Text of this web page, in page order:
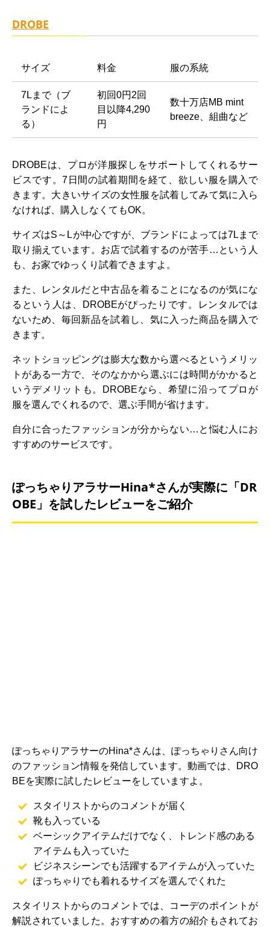
DROBE
サイズ 料金 服の系統
7Lまで（ブ
ランドによ
る）
初回0円2回
目以降4,290
円
数十万店MB mint
breeze、組曲など
DROBEは、プロが洋服探しをサポートしてくれるサー
ビスです。7日間の試着期間を経て、欲しい服を購入で
きます。大きいサイズの女性服を試着してみて気に入ら
なければ、購入しなくてもOK。
サイズはS～Lが中心ですが、ブランドによっては7Lまで
取り揃えています。お店で試着するのが苦手…という人
も、お家でゆっくり試着できますよ。
また、レンタルだと中古品を着ることになるのが気にな
るという人は、DROBEがぴったりです。レンタルでは
ないため、毎回新品を試着し、気に入った商品を購入で
きます。
ネットショッピングは膨大な数から選べるというメリッ
トがある一方で、そのなかから選ぶには時間がかかると
いうデメリットも。DROBEなら、希望に沿ってプロが
服を選んでくれるので、選ぶ手間が省けます。
自分に合ったファッションが分からない…と悩む人にお
すすめのサービスです。
ぽっちゃりアラサーHina*さんが実際に「DR
OBE」を試したレビューをご紹介
ぽっちゃりアラサーのHina*さんは、ぽっちゃりさん向け
のファッション情報を発信しています。動画では、DRO
BEを実際に試したレビューをしていますよ。
スタイリストからのコメントが届く
靴も入っている
ベーシックアイテムだけでなく、トレンド感のある
アイテムも入っていた
ビジネスシーンでも活躍するアイテムが入っていた
ぽっちゃりでも着れるサイズを選んでくれた
スタイリストからのコメントでは、コーデのポイントが
解説されていました。おすすめの着方の紹介もされてお